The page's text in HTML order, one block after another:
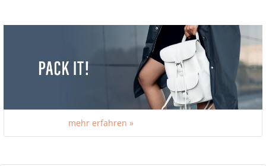
mehr erfahren »